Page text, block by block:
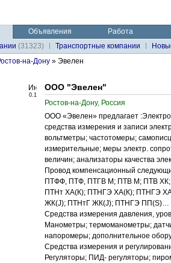
Объявления
Работа
(31323) Транспортные компании
на-Дону » Эвелен
0.1
ООО "Эвелен"
Ростов-на-Дону, Россия
ООО «Эвелен» предлагает
средства измерения и записи
вольтметры; частотомеры;
измерительные; меры электр.
величин; анализаторы качества
Провод компенсационный
ПТФФ, ПТФ, ПТГВ М; ПТВ М; ПТВ
ПТНт ХА(К); ПТНГЭ ХА(К); ПТНГЭ
ЖК(J); ПТНтГ ЖК(J); ПТНГЭ ПП(S)…
Средства измерения давления,
Манометры; термоманометры;
напоромеры; дополнительное
Средства измерения и
Регуляторы; ПИД- регуляторы;